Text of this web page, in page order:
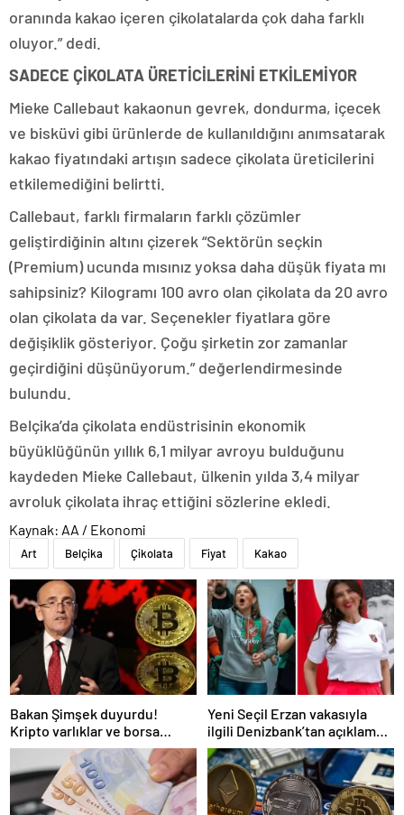
oranında kakao içeren çikolatalarda çok daha farklı
oluyor.” dedi.
SADECE ÇİKOLATA ÜRETİCİLERİNİ ETKİLEMİYOR
Mieke Callebaut kakaonun gevrek, dondurma, içecek
ve bisküvi gibi ürünlerde de kullanıldığını anımsatarak
kakao fiyatındaki artışın sadece çikolata üreticilerini
etkilemediğini belirtti.
Callebaut, farklı firmaların farklı çözümler
geliştirdiğinin altını çizerek “Sektörün seçkin
(Premium) ucunda mısınız yoksa daha düşük fiyata mı
sahipsiniz? Kilogramı 100 avro olan çikolata da 20 avro
olan çikolata da var. Seçenekler fiyatlara göre
değişiklik gösteriyor. Çoğu şirketin zor zamanlar
geçirdiğini düşünüyorum.” değerlendirmesinde
bulundu.
Belçika’da çikolata endüstrisinin ekonomik
büyüklüğünün yıllık 6,1 milyar avroyu bulduğunu
kaydeden Mieke Callebaut, ülkenin yılda 3,4 milyar
avroluk çikolata ihraç ettiğini sözlerine ekledi.
Kaynak: AA / Ekonomi
Art Belçika Çikolata Fiyat Kakao
Bakan Şimşek duyurdu!
Kripto varlıklar ve borsa
kazançlarına vergi geliyor
Yeni Seçil Erzan vakasıyla
ilgili Denizbank’tan açıklama
var: Biz biraz günah keçisi
olduk